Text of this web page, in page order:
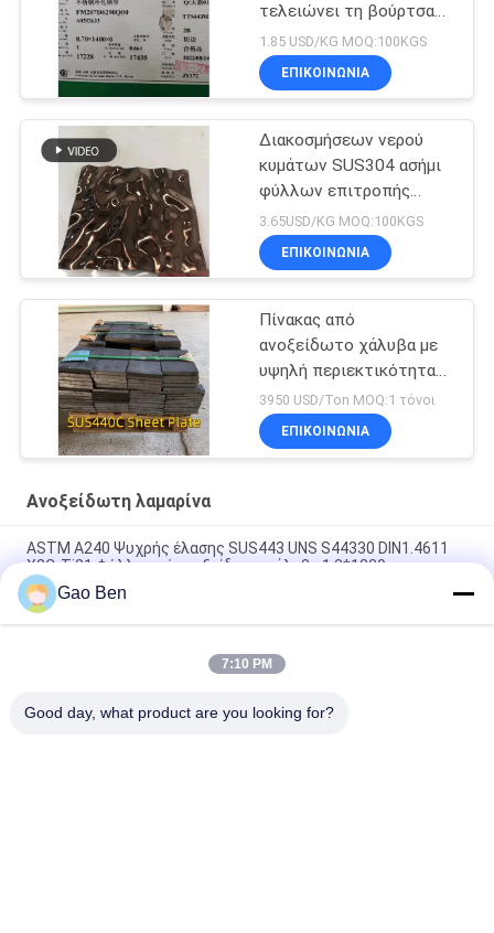
τελειώνει τη βούρτσα
SUS443 τελειώνει το
φύλλο Inox
1.85 USD/KG MOQ:100KGS
ΕΠΙΚΟΙΝΩΝΙΑ
Διακοσμήσεων νερού
κυμάτων SUS304 ασήμι
φύλλων επιτροπής
χάλυβα που γυαλίζεται
ανοξείδωτο
3.65USD/KG MOQ:100KGS
ΕΠΙΚΟΙΝΩΝΙΑ
Πίνακας από
ανοξείδωτο χάλυβα με
υψηλή περιεκτικότητα
σε άνθρακα
3950 USD/Ton MOQ:1 τόνοι
ΕΠΙΚΟΙΝΩΝΙΑ
Ανοξείδωτη λαμαρίνα
ASTM A240 Ψυχρής έλασης SUS443 UNS S44330 DIN1.4611
X2CrTi21 Φύλλο από ανοξείδωτο χάλυβα 1,2*1220mm
ASTM A240 AISI 309S X12CrNi23-13 Ψυχρής Κύλισης
Ανοξείδωτο Φύλλο 1.5*1219*2438MM Επιφάνεια 2B
ASTM AISI 309S S30908 / EN 1.4833 Ψυχρής έλασης
Gao Ben
7:10 PM
Good day, what product are you looking for?